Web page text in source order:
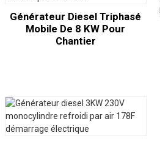
Générateur Diesel Triphasé
Mobile De 8 KW Pour
Chantier